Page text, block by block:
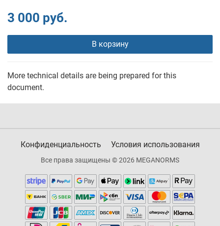
3 000 руб.
В корзину
More technical details are being prepared for this
document.
Конфиденциальность Условия использования
Все права защищены © 2026 MEGANORMS